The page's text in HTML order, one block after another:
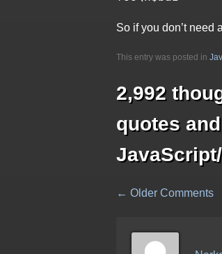
So if you don’t need
This entry was posted in
2,992
quotes
Comment
navigation
← Older Comments